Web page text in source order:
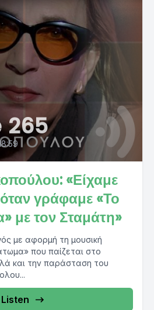
265
«Είχαμε
γράφαμε «Το
με τον Σταμάτη»
με αφορμή τη μουσική
που παίζεται στο
και την παράσταση του
Listen